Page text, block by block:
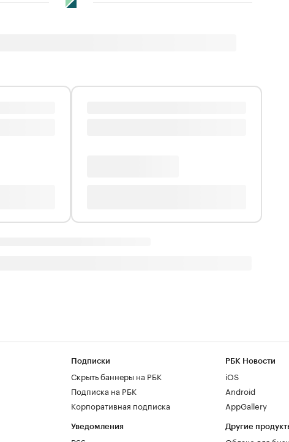
Подписки
Скрыть баннеры на РБК
Подписка на РБК
Корпоративная подписка
Уведомления
РБК Новости
iOS
Android
AppGallery
Другие